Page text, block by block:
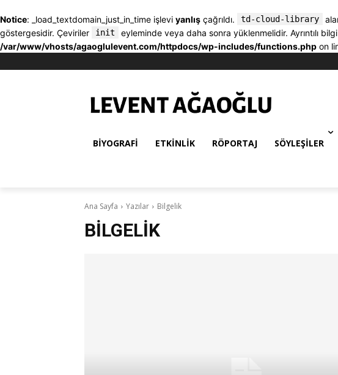
Notice: _load_textdomain_just_in_time işlevi yanlış çağrıldı. td-cloud-library
göstergesidir. Çeviriler
init eyleminde veya daha sonra yüklenmelidir. Ayrıntılı
/var/www/vhosts/agaoglulevent.com/httpdocs/wp-includes/functions.php on
BIYOGRAFI ETKINLIK RÖPORTAJ SÖYLEŞILER
Ana Sayfa Yazılar Bilgelik
BILGELIK